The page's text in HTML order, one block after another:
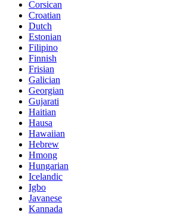
Corsican
Croatian
Dutch
Estonian
Filipino
Finnish
Frisian
Galician
Georgian
Gujarati
Haitian
Hausa
Hawaiian
Hebrew
Hmong
Hungarian
Icelandic
Igbo
Javanese
Kannada